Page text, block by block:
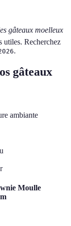
gâteaux moelleux
utiles. Recherchez
.
gâteaux
ambiante
Moulle